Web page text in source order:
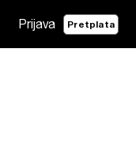
Prijava Pretplata